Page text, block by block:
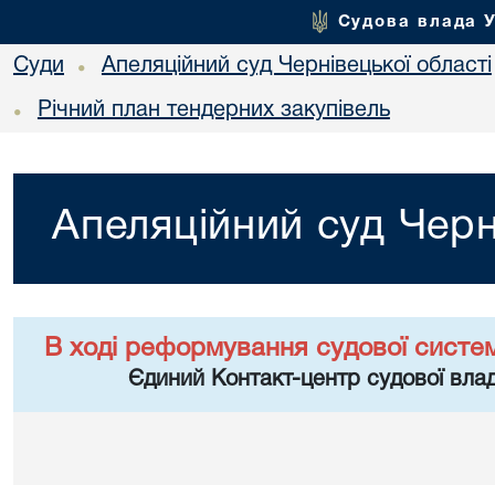
Судова влада
Суди • Апеляційний суд Чернівецької області
• Річний план тендерних закупівель
Апеляційний суд
В ході реформування судової
Єдиний Контакт-центр судової